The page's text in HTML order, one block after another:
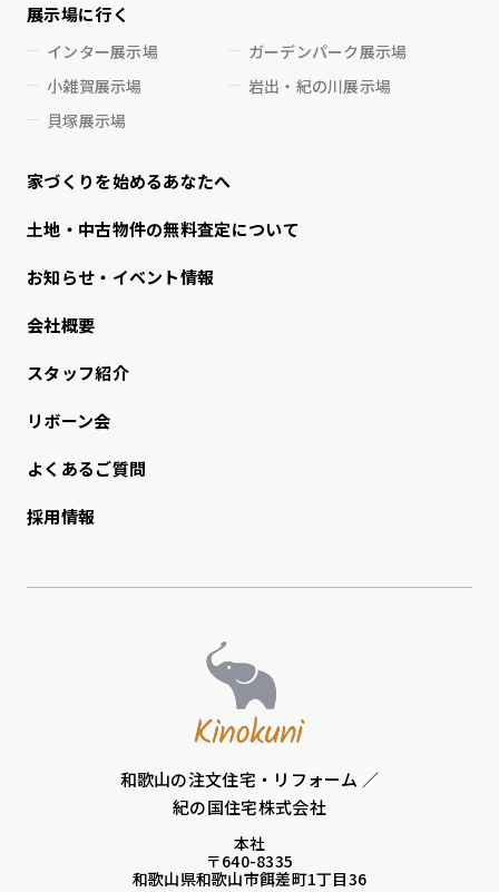
展示場に行く
インター展示場
ガーデンパーク展示場
小雑賀展示場
岩出・紀の川展示場
貝塚展示場
家づくりを始めるあなたへ
⼟地・中古物件の無料査定について
お知らせ・イベント情報
会社概要
スタッフ紹介
リボーン会
よくあるご質問
採用情報
和歌山の注文住宅・リフォーム ／
紀の国住宅株式会社
本社
〒640-8335
和歌山県和歌山市餌差町1丁目36